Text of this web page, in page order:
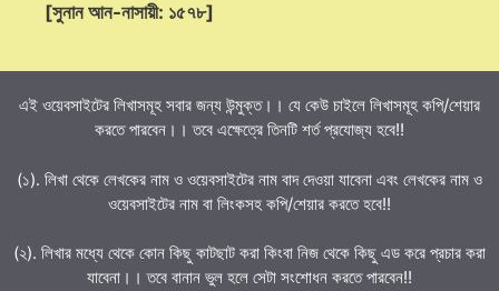
[সুনান আন-নাসায়ী: ১৫৭৮]
এই ওয়েবসাইটের লিখাসমূহ সবার জন্য উন্মুক্ত।। যে কেউ চাইলে লিখাসমূহ কপি/শেয়ার
করতে পারবেন।। তবে এক্ষেত্রে তিনটি শর্ত প্রযোজ্য হবে!!
(১). লিখা থেকে লেখকের নাম ও ওয়েবসাইটের নাম বাদ দেওয়া যাবেনা এবং লেখকের নাম ও
ওয়েবসাইটের নাম বা লিংকসহ কপি/শেয়ার করতে হবে!!
(২). লিখার মধ্যে থেকে কোন কিছু কাটছাট করা কিংবা নিজ থেকে কিছু এড করে প্রচার করা
যাবেনা।। তবে বানান ভুল হলে সেটা সংশোধন করতে পারবেন!!